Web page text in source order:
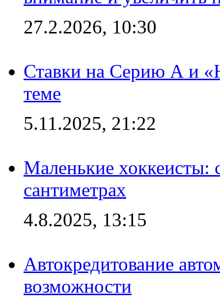
27.2.2026, 10:30
Ставки на Серию А и
теме
5.11.2025, 21:22
Маленькие хоккеисты:
сантиметрах
4.8.2025, 13:15
Автокредитование
возможности